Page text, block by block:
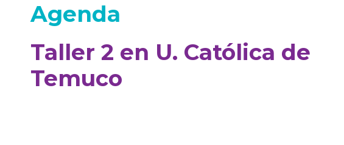
Agenda
Taller 2 en U. Católica de
Temuco